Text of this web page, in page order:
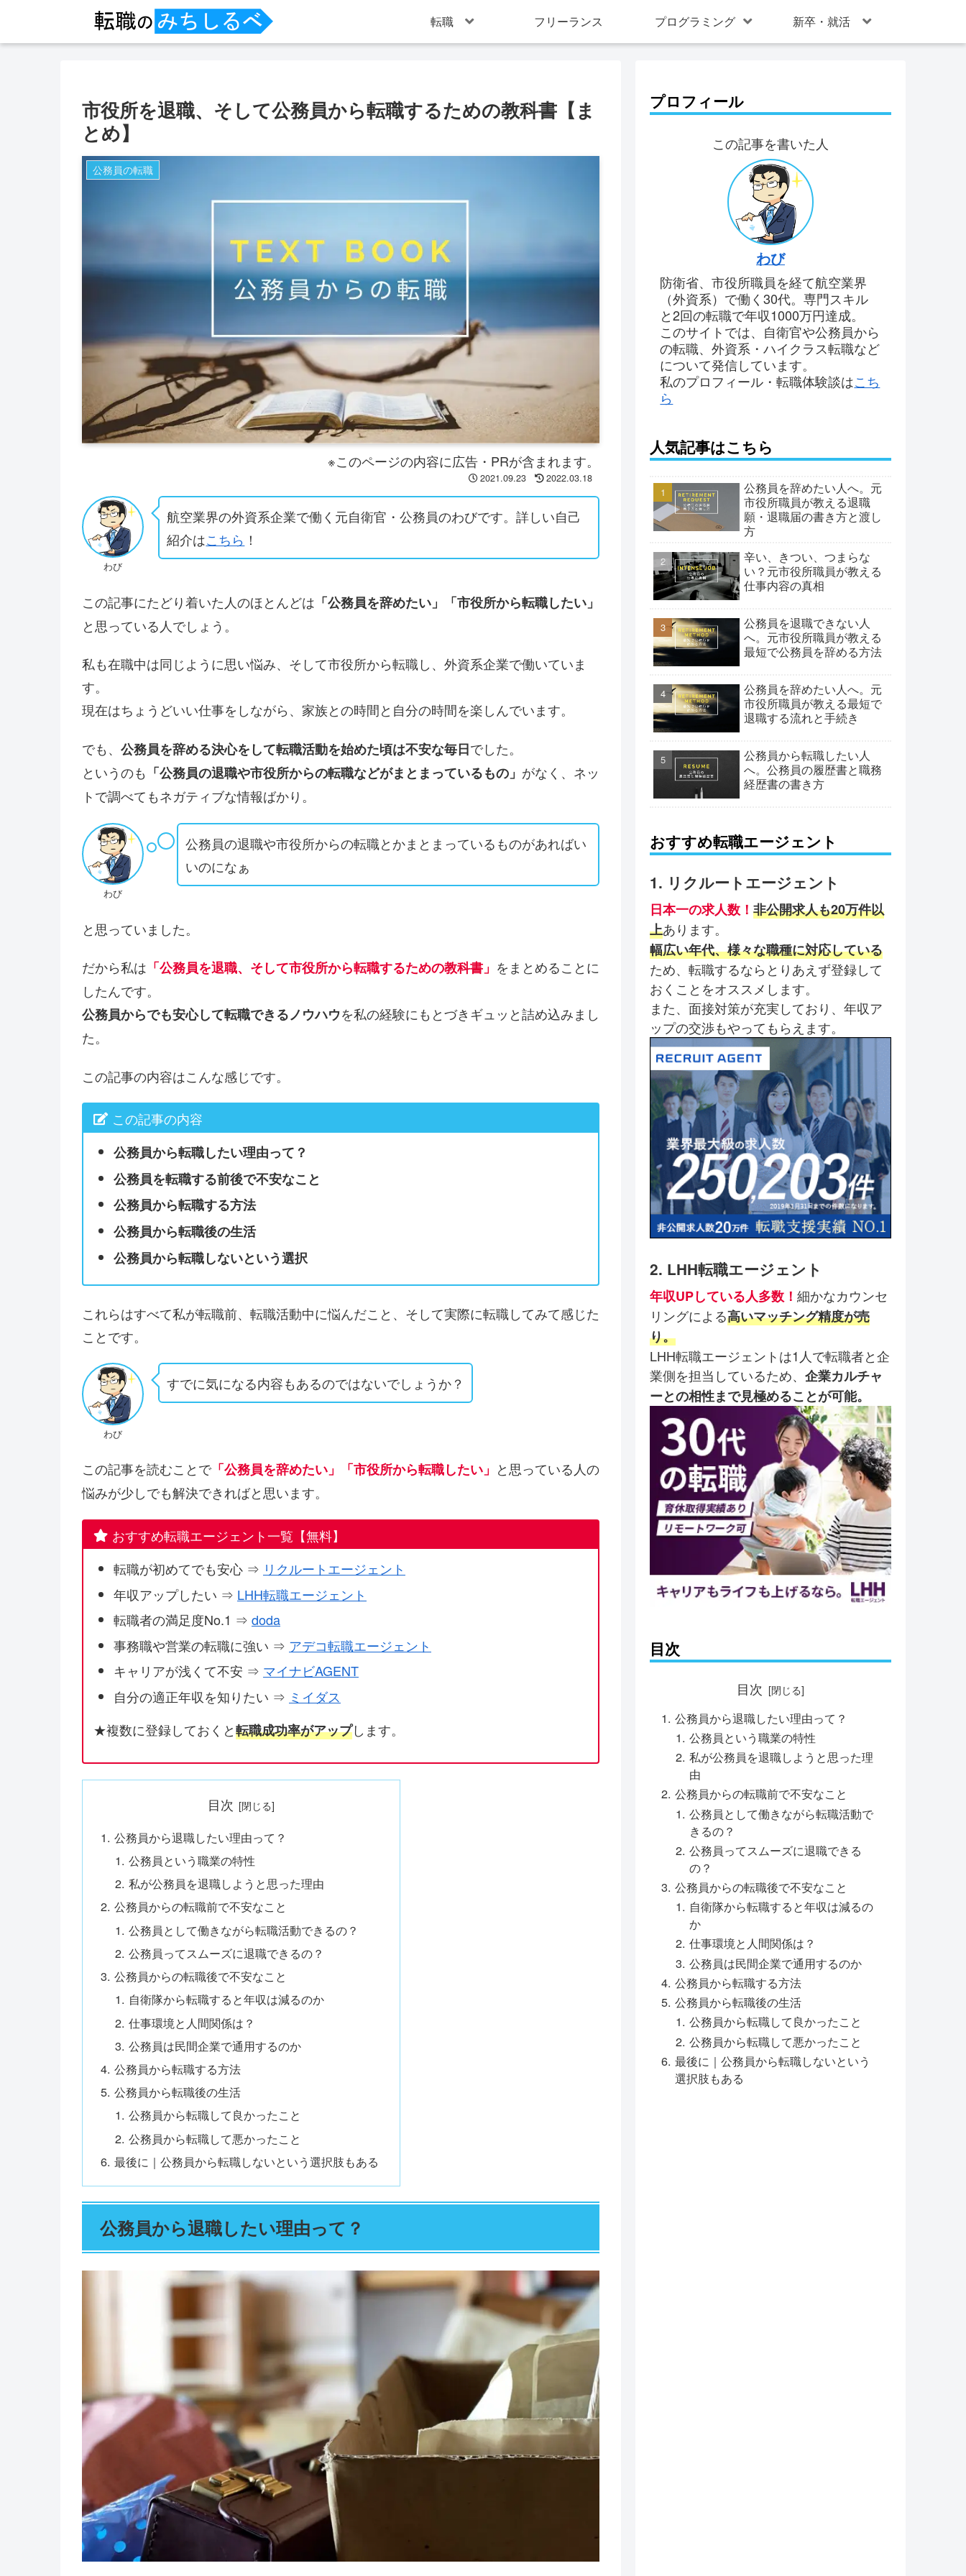
転職 フリーランス プログラミング 新卒・就活
市役所を退職、そして公務員から転職するための教科書【ま
とめ】
公務員の転職
※このページの内容に広告・PRが含まれます。
2021.09.23 2022.03.18
わび
航空業界の外資系企業で働く元自衛官・公務員のわびです。詳しい自己
紹介はこちら ！
この記事にたどり着いた人のほとんどは 「公務員を辞めたい」「市役所から転職したい」
と思っている人でしょう。
私も在職中は同じように思い悩み、そして市役所から転職し、外資系企業で働いていま
す。
現在はちょうどいい仕事をしながら、家族との時間と自分の時間を楽しんでいます。
でも、 公務員を辞める決心をして転職活動を始めた頃は不安な毎日でした。
というのも 「公務員の退職や市役所からの転職などがまとまっているもの」 がなく、ネッ
トで調べてもネガティブな情報ばかり。
わび
公務員の退職や市役所からの転職とかまとまっているものがあればい
いのになぁ
と思っていました。
だから私は 「公務員を退職、そして市役所から転職するための教科書」 をまとめることに
したんです。
公務員からでも安心して転職できるノウハウを私の経験にもとづきギュッと詰め込みまし
た。
この記事の内容はこんな感じです。
この記事の内容
公務員から転職したい理由って？
公務員を転職する前後で不安なこと
公務員から転職する方法
公務員から転職後の生活
公務員から転職しないという選択
これらはすべて私が転職前、転職活動中に悩んだこと、そして実際に転職してみて感じた
ことです。
わび
すでに気になる内容もあるのではないでしょうか？
この記事を読むことで「公務員を辞めたい」「市役所から転職したい」 と思っている人の
悩みが少しでも解決できればと思います。
おすすめ転職エージェント一覧【無料】
転職が初めてでも安心 ⇒ リクルートエージェント
年収アップしたい ⇒ LHH転職エージェント
転職者の満足度No.1 ⇒ doda
事務職や営業の転職に強い ⇒ アデコ転職エージェント
キャリアが浅くて不安 ⇒ マイナビAGENT
自分の適正年収を知りたい ⇒ ミイダス
★複数に登録しておくと転職成功率がアップします。
目次
公務員から退職したい理由って？
公務員という職業の特性
私が公務員を退職しようと思った理由
公務員からの転職前で不安なこと
公務員として働きながら転職活動できるの？
公務員ってスムーズに退職できるの？
公務員からの転職後で不安なこと
自衛隊から転職すると年収は減るのか
仕事環境と人間関係は？
公務員は民間企業で通用するのか
公務員から転職する方法
公務員から転職後の生活
公務員から転職して良かったこと
公務員から転職して悪かったこと
最後に｜公務員から転職しないという選択肢もある
公務員から退職したい理由って？
プロフィール
この記事を書いた人
わび
防衛省、市役所職員を経て航空業界
（外資系）で働く30代。専門スキル
と2回の転職で年収1000万円達成。
このサイトでは、自衛官や公務員から
の転職、外資系・ハイクラス転職など
について発信しています。
私のプロフィール・転職体験談はこち
ら
人気記事はこちら
公務員を辞めたい人へ。元
市役所職員が教える退職
願・退職届の書き方と渡し
方
辛い、きつい、つまらな
い？元市役所職員が教える
仕事内容の真相
公務員を退職できない人
へ。元市役所職員が教える
最短で公務員を辞める方法
公務員を辞めたい人へ。元
市役所職員が教える最短で
退職する流れと手続き
公務員から転職したい人
へ。公務員の履歴書と職務
経歴書の書き方
おすすめ転職エージェント
1. リクルートエージェント
日本一の求人数！ 非公開求人も20万件以
上あります。
幅広い年代、様々な職種に対応している
ため、転職するならとりあえず登録して
おくことをオススメします。
また、面接対策が充実しており、年収ア
ップの交渉もやってもらえます。
2. LHH転職エージェント
年収UPしている人多数！ 細かなカウンセ
リングによる高いマッチング精度が売
り。
LHH転職エージェントは1人で転職者と企
業側を担当しているため、 企業カルチャ
ーとの相性まで見極めることが可能。
目次
目次
公務員から退職したい理由って？
公務員という職業の特性
私が公務員を退職しようと思った理
由
公務員からの転職前で不安なこと
公務員として働きながら転職活動で
きるの？
公務員ってスムーズに退職できる
の？
公務員からの転職後で不安なこと
自衛隊から転職すると年収は減るの
か
仕事環境と人間関係は？
公務員は民間企業で通用するのか
公務員から転職する方法
公務員から転職後の生活
公務員から転職して良かったこと
公務員から転職して悪かったこと
最後に｜公務員から転職しないという
選択肢もある